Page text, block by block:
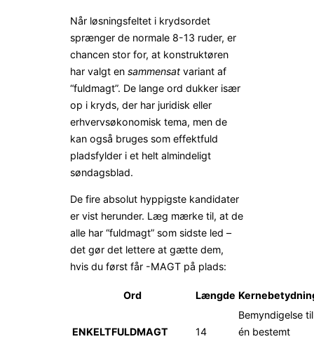
Når løsningsfeltet i krydsordet
sprænger de normale 8-13 ruder, er
chancen stor for, at konstruktøren
har valgt en sam­mensat variant af
“fuldmagt”. De lange ord dukker især
op i kryds, der har juridisk eller
erhvervsøkonomisk tema, men de
kan også bruges som effektfuld
pladsfylder i et helt almindeligt
søndags­blad.
De fire absolut hyppigste kandidater
er vist herunder. Læg mærke til, at de
alle har “fuldmagt” som sidste led –
det gør det lettere at gætte dem,
hvis du først får -MAGT på plads:
Ord Længde
ENKELTFULDMAGT 14
Bemyndigelse til
én bestemt